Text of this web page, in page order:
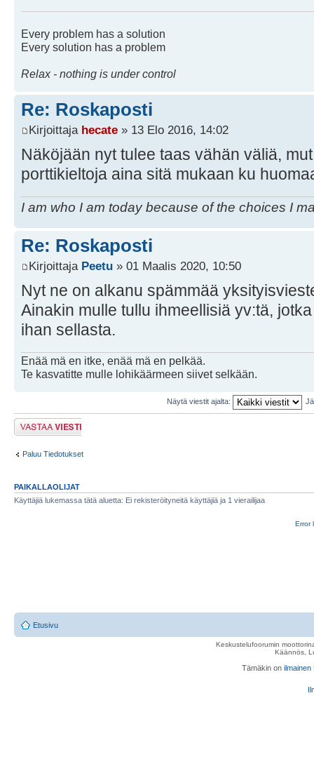
Every problem has a solution
Every solution has a problem
Relax - nothing is under control
Re: Roskaposti
Kirjoittaja hecate » 13 Elo 2016, 14:02
Näköjään nyt tulee taas vähän väliä,
porttikieltoja aina sitä mukaan ku
I am who I am today because of the choices I
Re: Roskaposti
Kirjoittaja Peetu » 01 Maalis 2020, 10:50
Nyt ne on alkanu spämmää
Ainakin mulle tullu ihmeellisiä yv:tä,
ihan sellasta.
Enää mä en itke, enää mä en pelkää.
Te kasvatitte mulle lohikäärmeen siivet selkään.
Näytä viestit ajalta:
Lähetä vastaus
Paluu Tiedotukset
PAIKALLAOLIJAT
Käyttäjiä lukemassa tätä aluetta: Ei rekisteröityneitä käyttäjiä ja 1 vierailijaa
Error
Etusivu
Keskustelufoorumin
Käännös,
Tämäkin on ilmainen